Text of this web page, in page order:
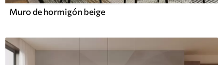
Muro de hormigón beige